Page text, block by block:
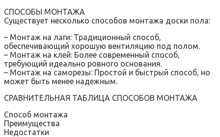
СПОСОБЫ МОНТАЖА
Существует несколько способов монтажа доски пола:
– Монтаж на лаги: Традиционный способ‚
обеспечивающий хорошую вентиляцию под полом.
– Монтаж на клей: Более современный способ‚
требующий идеально ровного основания.
– Монтаж на саморезы: Простой и быстрый способ‚ но
может быть менее надежным.
СРАВНИТЕЛЬНАЯ ТАБЛИЦА СПОСОБОВ МОНТАЖА
Способ монтажа
Преимущества
Недостатки